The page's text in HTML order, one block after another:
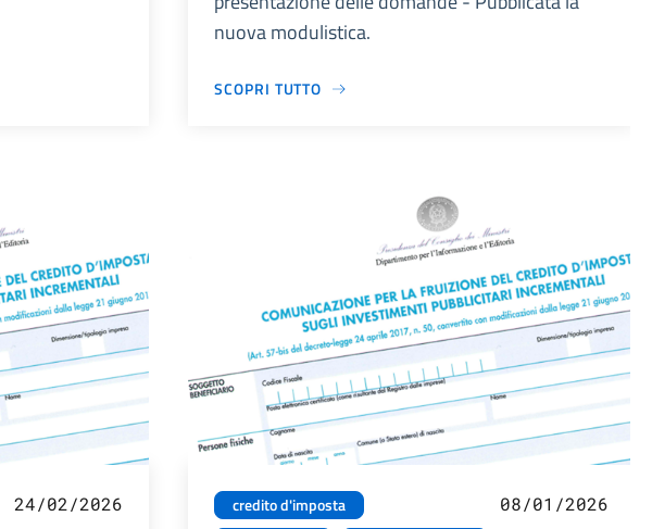
nuova modulistica.
SCOPRI TUTTO
24/02/2026
credito d'imposta
08/01/2026